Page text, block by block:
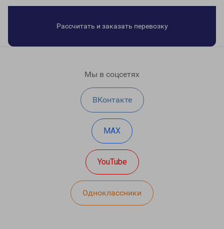
Рассчитать и заказать перевозку
Мы в соцсетях
ВКонтакте
MAX
YouTube
Одноклассники